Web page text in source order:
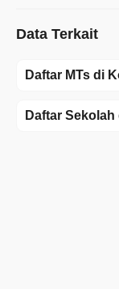
Data Terkait
Daftar MTs di
Daftar